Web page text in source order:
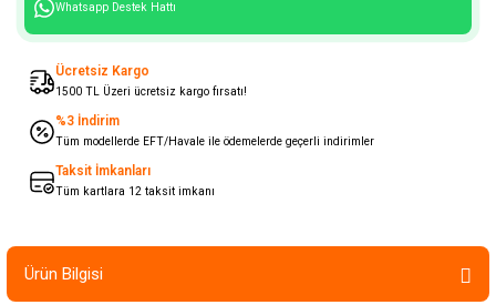
Whatsapp Destek Hattı
Ücretsiz Kargo
1500 TL Üzeri ücretsiz kargo fırsatı!
%3 İndirim
Tüm modellerde EFT/Havale ile ödemelerde geçerli indirimler
Taksit İmkanları
Tüm kartlara 12 taksit imkanı
Ürün Bilgisi